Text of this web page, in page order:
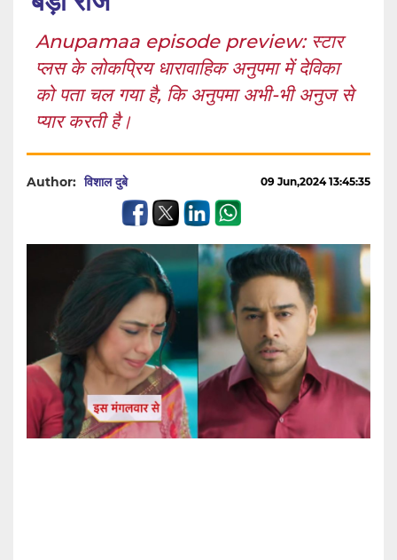
Anupamaa episode preview: स्टार
प्लस के लोकप्रिय धारावाहिक अनुपमा में देविका
को पता चल गया है, कि अनुपमा अभी-भी अनुज से
प्यार करती है।
Author: विशाल दुबे 09 Jun,2024 13:45:35